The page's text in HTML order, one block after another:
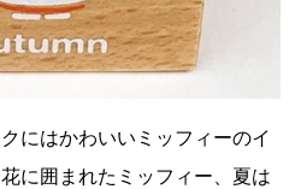
にはかわいいミッフィーのイ
に囲まれたミッフィー、夏は